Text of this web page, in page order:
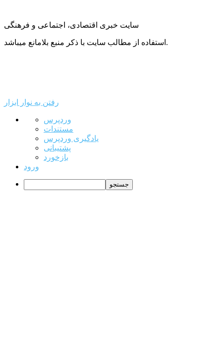
سایت خبری اقتصادی، اجتماعی و فرهنگی
استفاده از مطالب سایت با ذکر منبع بلامانع میباشد.
رفتن به نوار ابزار
درباره
وردپرس
وردپرس
مستندات
یادگیری وردپرس
پشتیبانی
بازخورد
ورود
جستجو